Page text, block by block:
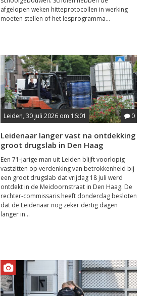
afgelopen weken hitteprotocollen in werking
moeten stellen of het lesprogramma...
Leiden, 30 juli 2026 om 16:01 0
Leidenaar langer vast na ontdekking
groot drugslab in Den Haag
Een 71-jarige man uit Leiden blijft voorlopig
vastzitten op verdenking van betrokkenheid bij
een groot drugslab dat vrijdag 18 juli werd
ontdekt in de Meidoornstraat in Den Haag. De
rechter-commissaris heeft donderdag besloten
dat de Leidenaar nog zeker dertig dagen
langer in...